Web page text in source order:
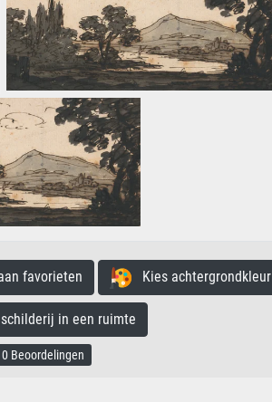
favorieten Kies achtergrondkleur
in een ruimte
0 Beoordelingen